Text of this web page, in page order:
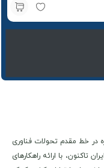
در خط مقدم تحولات فناوری
تاکنون، با ارائه راهکارهای